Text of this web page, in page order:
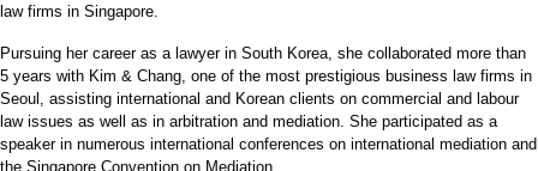
law firms in Singapore.
Pursuing her career as a lawyer in South Korea, she collaborated more than
5 years with Kim & Chang, one of the most prestigious business law firms in
Seoul, assisting international and Korean clients on commercial and labour
law issues as well as in arbitration and mediation. She participated as a
speaker in numerous international conferences on international mediation and
the Singapore Convention on Mediation.